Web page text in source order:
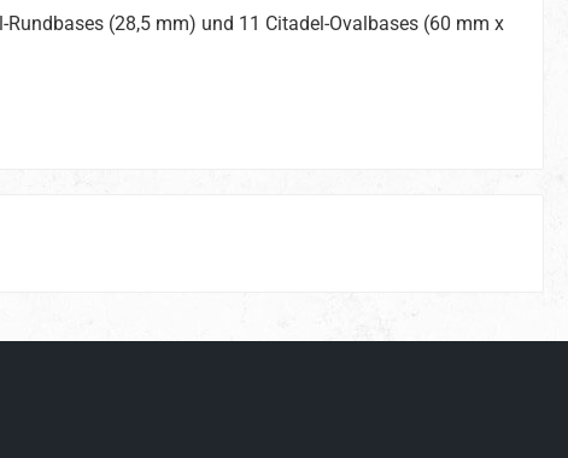
(28,5 mm) und 11 Citadel-Ovalbases (60 mm x